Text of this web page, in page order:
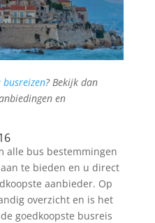
busreizen? Bekijk dan
en
alle bus bestemmingen
te bieden en u direct
aanbieder. Op
overzicht en is het
goedkoopste busreis